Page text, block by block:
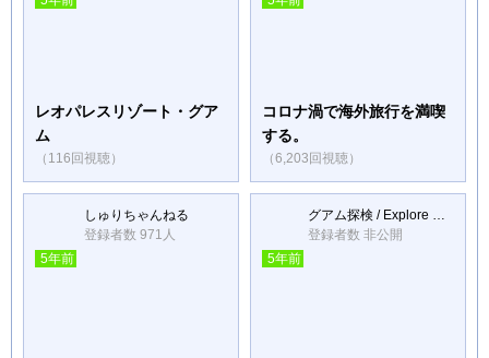
レオパレスリゾート・グア
ム
（116回視聴）
コロナ渦で海外旅行を満喫
する。
（6,203回視聴）
しゅりちゃんねる
登録者数 971人
5年前
グアム探検 / Explore Guam
登録者数 非公開
5年前